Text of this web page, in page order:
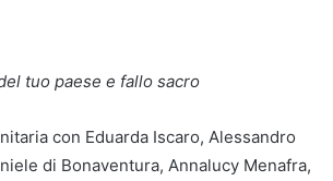
tuo paese e fallo sacro
con Eduarda Iscaro, Alessandro
di Bonaventura, Annalucy Menafra,